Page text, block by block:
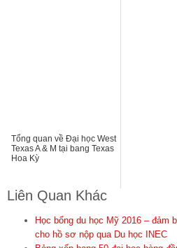
Tổng quan về Đại học West
Texas A & M tại bang Texas
Hoa Kỳ
Liên Quan Khác
Học bổng du học Mỹ 2016 – đảm
cho hồ sơ nộp qua Du học INEC